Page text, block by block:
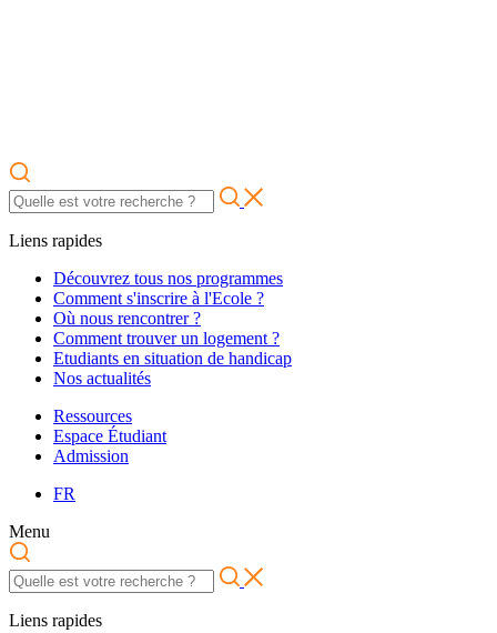
Liens rapides
Découvrez tous nos programmes
Comment s'inscrire à l'Ecole ?
Où nous rencontrer ?
Comment trouver un logement ?
Etudiants en situation de handicap
Nos actualités
Ressources
Espace Étudiant
Admission
FR
Menu
Liens rapides